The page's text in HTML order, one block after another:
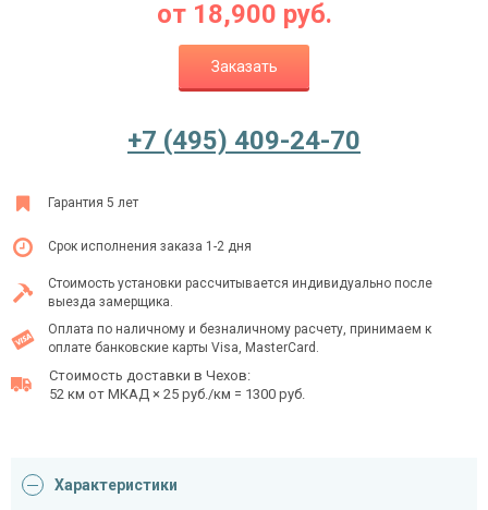
Ежедневно с 08:00 до 24:00
+7 (495) 409-24-70
от 18,900 руб.
Заказать
+7 (495) 409-24-70
Гарантия 5 лет
Срок исполнения заказа 1-2 дня
Стоимость установки рассчитывается индивидуально после
выезда замерщика.
Оплата по наличному и безналичному расчету, принимаем к
оплате банковские карты Visa, MasterCard.
Стоимость доставки в Чехов:
52 км от МКАД × 25 руб./км = 1300 руб.
Характеристики